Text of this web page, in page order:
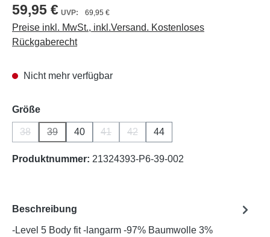
59,95 € 69,95 €
Preise inkl. MwSt., inkl.Versand. Kostenloses
Rückgaberecht
Nicht mehr verfügbar
Größeauswählen
38
(Diese Option ist zurzeit nicht verfügbar.)
39
(Diese Option ist zurzeit nicht verfügbar.)
40 41 42 44
Produktnummer: 21324393-P6-39-002
Beschreibung
-Level 5 Body fit -langarm -97% Baumwolle 3%